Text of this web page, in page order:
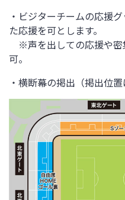
・ビジターチームの応援
た応援を可とします。
※声を出しての応援や密
可。
・横断幕の掲出（掲出位置